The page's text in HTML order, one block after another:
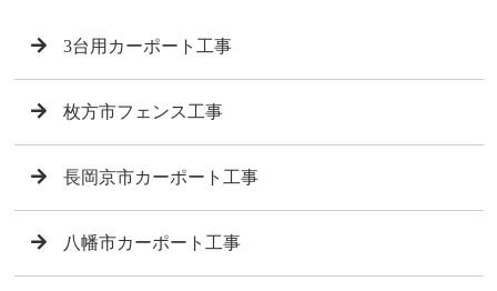
3台用カーポート工事
枚方市フェンス工事
長岡京市カーポート工事
八幡市カーポート工事